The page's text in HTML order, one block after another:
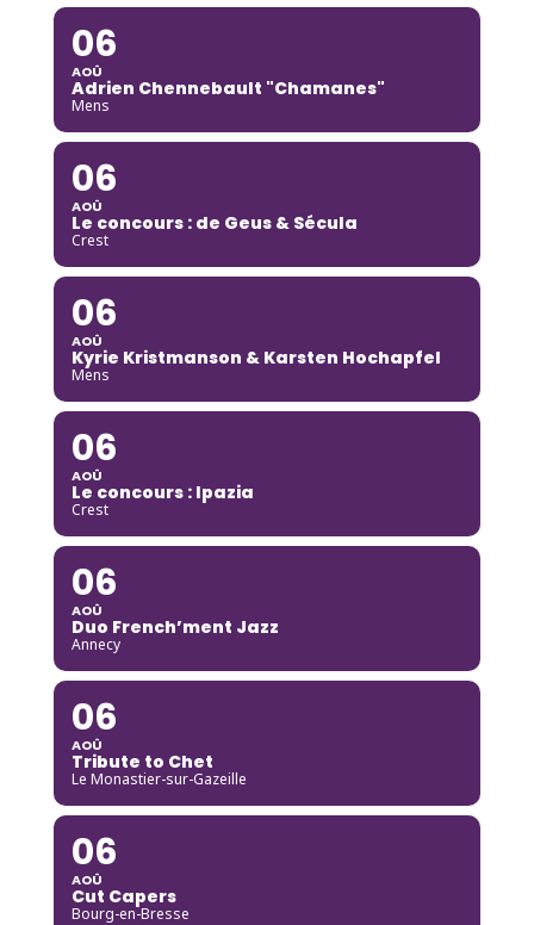
06
AOÛ
Adrien Chennebault "Chamanes"
Mens
06
AOÛ
Le concours : de Geus & Sécula
Crest
06
AOÛ
Kyrie Kristmanson & Karsten Hochapfel
Mens
06
AOÛ
Le concours : Ipazia
Crest
06
AOÛ
Duo French’ment Jazz
Annecy
06
AOÛ
Tribute to Chet
Le Monastier-sur-Gazeille
06
AOÛ
Cut Capers
Bourg-en-Bresse